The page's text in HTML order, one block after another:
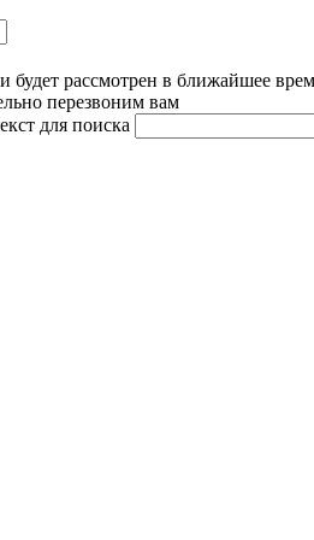
будет рассмотрен в ближайшее
перезвоним вам
для поиска